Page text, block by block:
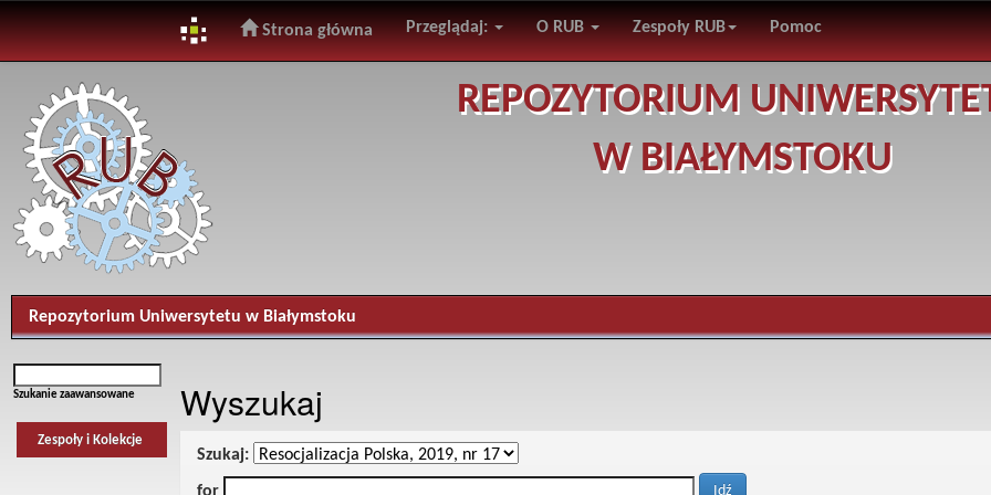
navigation
Strona główna Przeglądaj: O RUB Zespoły RUB Pomoc
REPOZYTORIUM
W BIAŁYMSTOKU
Repozytorium Uniwersytetu w Białymstoku
Szukanie zaawansowane
Zespoły i Kolekcje
Wyszukaj
Szukaj: